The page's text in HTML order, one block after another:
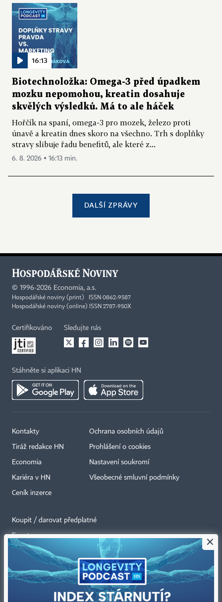
16:13
Biotechnoložka: Omega-3 před úpadkem
mozku nepomohou, kreatin dosahuje
skvělých výsledků. Má to ale háček
Hořčík na spaní, omega-3 pro mozek, železo proti
únavě a kreatin dnes skoro na všechno. Trh s doplňky
stravy slibuje řadu benefitů, ale které z...
6. 8. 2026 ▪ 16:13 min.
DALŠÍ ZPRÁVY
© 1996-2026 Economia, a.s.
Hospodářské noviny (print) ISSN 0862-9587
Hospodářské noviny (online) ISSN 2787-950X
Certifikováno Sledujte nás
Stáhněte si aplikaci HN
Kontakty
Tiráž redakce HN
Economia
Kariéra v HN
Ceník inzerce
Ochrana osobních údajů
Prohlášení o cookies
Nastavení soukromí
Všeobecné smluvní podmínky
Koupit / darovat předplatné
Eventy
Newslettery
×